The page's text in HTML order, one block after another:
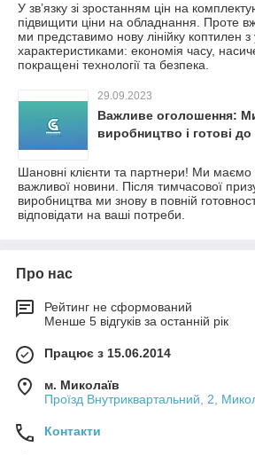
У зв’язку зі зростанням цін на
підвищити ціни на обладнання. Проте
ми представимо нову лінійку коптилен з
характеристиками: економія часу,
покращені технології та безпека.
29.09.2023
Важливе оголошення:
виробництво і готові до
Шановні клієнти та партнери! Ми маємо
важливої новини. Після тимчасової
виробництва ми знову в повній
відповідати на ваші потреби.
Про нас
Рейтинг не сформований
Менше 5 відгуків за останній рік
Працює з 15.06.2014
м. Миколаїв
Проїзд Внутриквартальний, 2,
Контакти